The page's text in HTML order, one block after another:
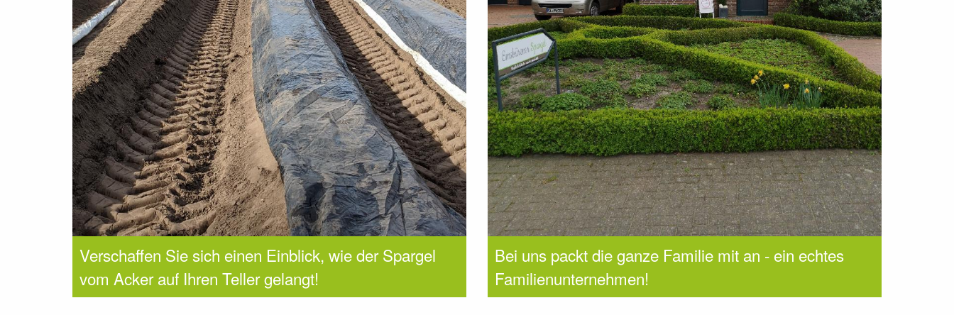
Verschaffen Sie sich einen Einblick, wie der Spargel
vom Acker auf Ihren Teller gelangt!
Bei uns packt die ganze Familie mit an - ein echtes
Familienunternehmen!